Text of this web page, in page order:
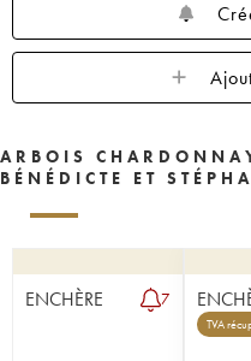
ARBOIS
BÉNÉDICTE ET
ENCHÈRE 7
TVA